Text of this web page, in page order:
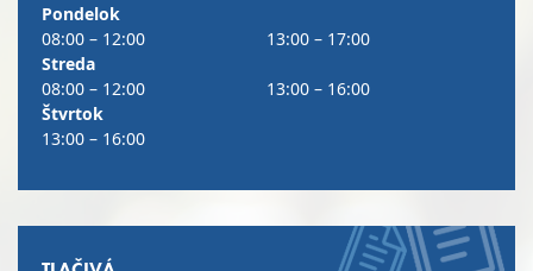
Pondelok
08:00 – 12:00
13:00 – 17:00
Streda
08:00 – 12:00
13:00 – 16:00
Štvrtok
13:00 – 16:00